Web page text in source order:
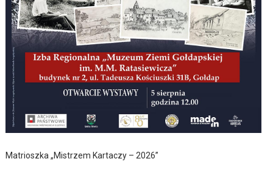
Matrioszka „Mistrzem Kartaczy – 2026”